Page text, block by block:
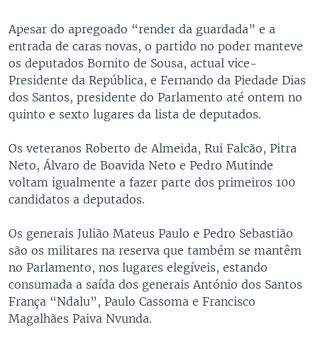
Apesar do apregoado “render da guardada” e a
entrada de caras novas, o partido no poder manteve
os deputados Bornito de Sousa, actual vice-
Presidente da República, e Fernando da Piedade Dias
dos Santos, presidente do Parlamento até ontem no
quinto e sexto lugares da lista de deputados.
Os veteranos Roberto de Almeida, Rui Falcão, Pitra
Neto, Álvaro de Boavida Neto e Pedro Mutinde
voltam igualmente a fazer parte dos primeiros 100
candidatos a deputados.
Os generais Julião Mateus Paulo e Pedro Sebastião
são os militares na reserva que também se mantêm
no Parlamento, nos lugares elegíveis, estando
consumada a saída dos generais António dos Santos
França “Ndalu”, Paulo Cassoma e Francisco
Magalhães Paiva Nvunda.